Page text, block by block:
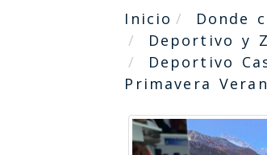
Inicio Donde
Deportivo y
Deportivo
Primavera